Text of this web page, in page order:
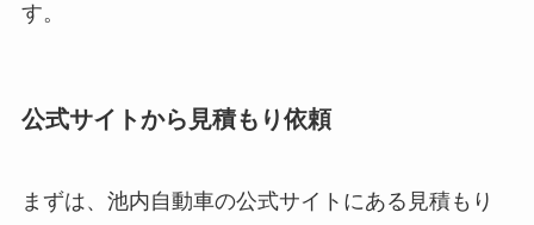
す。
公式サイトから見積もり依頼
まずは、池内自動車の公式サイトにある見積もり